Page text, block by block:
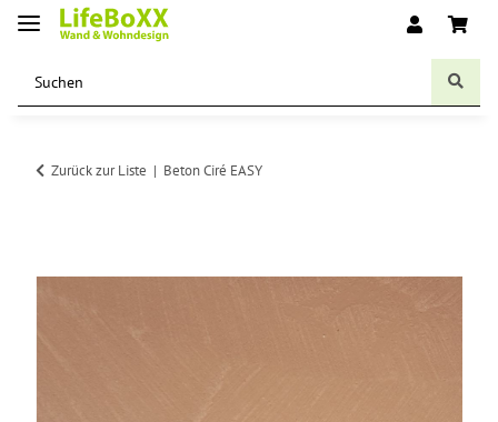
Zurück zur Liste Beton Ciré EASY